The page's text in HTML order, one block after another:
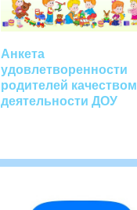
Анкета
удовлетворенности
родителей качеством
деятельности ДОУ